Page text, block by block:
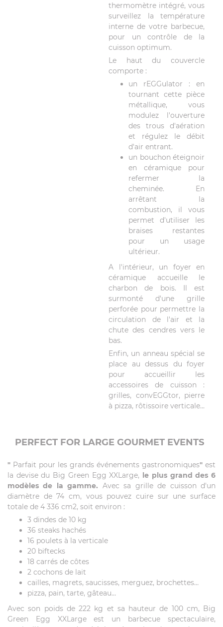
thermomètre intégré, vous
surveillez la température
interne de votre barbecue,
pour un contrôle de la
cuisson optimum.
Le haut du couvercle
comporte :
un rEGGulator : en
tournant cette pièce
métallique, vous
modulez l'ouverture
des trous d'aération
et régulez le débit
d'air entrant.
un bouchon éteignoir
en céramique pour
refermer la
cheminée. En
arrêtant la
combustion, il vous
permet d'utiliser les
braises restantes
pour un usage
ultérieur.
A l'intérieur, un foyer en
céramique accueille le
charbon de bois. Il est
surmonté d'une grille
perforée pour permettre la
circulation de l'air et la
chute des cendres vers le
bas.
Enfin, un anneau spécial se
place au dessus du foyer
pour accueillir les
accessoires de cuisson :
grilles, convEGGtor, pierre
à pizza, rôtissoire verticale...
PERFECT FOR LARGE GOURMET EVENTS
" Parfait pour les grands événements gastronomiques" est
la devise du Big Green Egg XXLarge, le plus grand des 6
modèles de la gamme. Avec sa grille de cuisson d'un
diamètre de 74 cm, vous pouvez cuire sur une surface
totale de 4 336 cm2, soit environ :
3 dindes de 10 kg
36 steaks hachés
16 poulets à la verticale
20 biftecks
18 carrés de côtes
2 cochons de lait
cailles, magrets, saucisses, merguez, brochettes…
pizza, pain, tarte, gâteau…
Avec son poids de 222 kg et sa hauteur de 100 cm, Big
Green Egg XXLarge est un barbecue spectaculaire,